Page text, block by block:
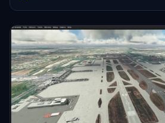
月7日，成都天府国际机场正式开工 [2] ；
；2021年6月27日，成都天府国际机场正式